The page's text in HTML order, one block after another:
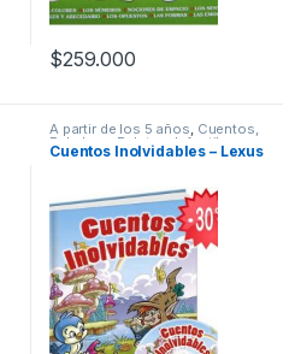
$259.000
A partir de los 5 años, Cuentos,
Fabulas y Relatos Infantil ,
Ofertas
Cuentos Inolvidables – Lexus